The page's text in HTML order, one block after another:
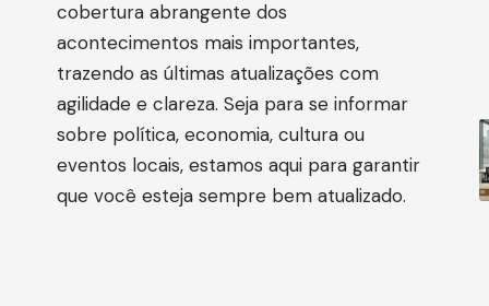
cobertura abrangente dos
acontecimentos mais importantes,
trazendo as últimas atualizações com
agilidade e clareza. Seja para se informar
sobre política, economia, cultura ou
eventos locais, estamos aqui para garantir
que você esteja sempre bem atualizado.